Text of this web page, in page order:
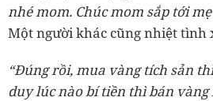
nhé mom. Chúc mom sắp tới
Một người khác cũng nhiệt tình
“Đúng rồi, mua vàng tích sản
duy lúc nào bí tiền thì bán